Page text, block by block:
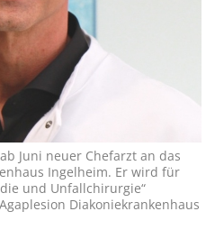
Juni neuer Chefarzt an das
Ingelheim. Er wird für
und Unfallchirurgie“
Diakoniekrankenhaus